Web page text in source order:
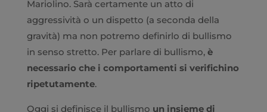
Mariolino. Sarà certamente un atto di
aggressività o un dispetto (a seconda della
gravità) ma non potremo definirlo di bullismo
in senso stretto. Per parlare di bullismo, è
necessario che i comportamenti si verifichino
ripetutamente.
Oggi si definisce il bullismo un insieme di